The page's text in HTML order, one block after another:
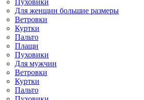
Пуховики
Для женщин большие размеры
Ветровки
Куртки
Пальто
Плащи
Пуховики
Для мужчин
Ветровки
Куртки
Пальто